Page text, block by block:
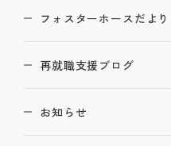
フォスターホースだより
再就職支援ブログ
お知らせ